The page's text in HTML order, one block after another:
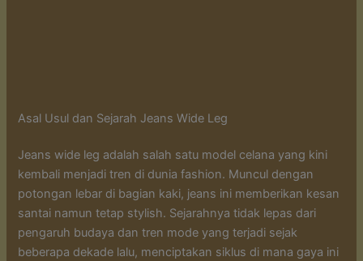
Asal Usul dan Sejarah Jeans Wide Leg
Jeans wide leg adalah salah satu model celana yang kini
kembali menjadi tren di dunia fashion. Muncul dengan
potongan lebar di bagian kaki, jeans ini memberikan kesan
santai namun tetap stylish. Sejarahnya tidak lepas dari
pengaruh budaya dan tren mode yang terjadi sejak
beberapa dekade lalu, menciptakan siklus di mana gaya ini